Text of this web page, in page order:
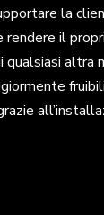
la
rendere il
qualsiasi altra